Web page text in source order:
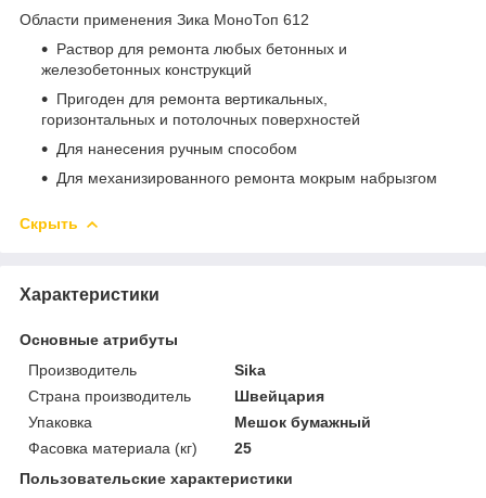
Области применения Зика МоноТоп 612
Раствор для ремонта любых бетонных и
железобетонных конструкций
Пригоден для ремонта вертикальных,
горизонтальных и потолочных поверхностей
Для нанесения ручным способом
Для механизированного ремонта мокрым набрызгом
Скрыть
Характеристики
Основные атрибуты
Производитель
Sika
Страна производитель
Швейцария
Упаковка
Мешок бумажный
Фасовка материала (кг)
25
Пользовательские характеристики